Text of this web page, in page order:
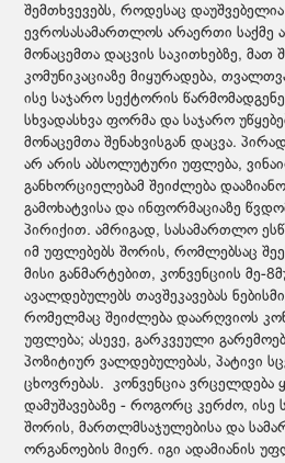
შემთხვევებს, როდესაც
ევროსასამართლოს არაერთი საქმე
მონაცემთა დაცვის საკითხებზე,
კომუნიკაციაზე მიყურადება,
ისე საჯარო სექტორის
სხვადასხვა ფორმა და საჯარო
მონაცემთა შენახვისგან დაცვა.
არ არის აბსოლუტური უფლება,
განხორციელებამ შეიძლება
გამოხატვისა და ინფორმაციაზე
პირიქით. ამრიგად, სასამართლო
იმ უფლებებს შორის, რომლებსაც
მისი განმარტებით, კონვენციის მე-
ავალდებულებს თავშეკავებას
რომელმაც შეიძლება დაარღვიოს
უფლება; ასევე, გარკვეული
პოზიტიურ ვალდებულებას, პატივი
ცხოვრებას. კონვენცია ვრცელდება
დამუშავებაზე - როგორც კერძო, ისე
შორის, მართლმსაჯულებისა და
ორგანოების მიერ. იგი ადამიანის